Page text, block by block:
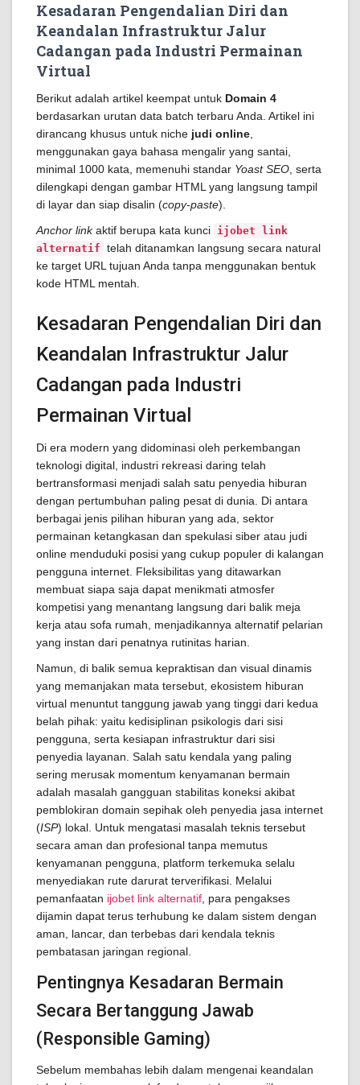
Kesadaran Pengendalian Diri dan
Keandalan Infrastruktur Jalur
Cadangan pada Industri Permainan
Virtual
Berikut adalah artikel keempat untuk Domain 4
berdasarkan urutan data batch terbaru Anda. Artikel ini
dirancang khusus untuk niche judi online
menggunakan gaya bahasa mengalir yang santai,
minimal 1000 kata, memenuhi standar Yoast SEO , serta
dilengkapi dengan gambar HTML yang langsung tampil
di layar dan siap disalin (copy-paste).
Anchor linkaktif berupa kata kunci ijobet link
alternatif telah ditanamkan langsung secara natural
ke target URL tujuan Anda tanpa menggunakan bentuk
kode HTML mentah.
Kesadaran Pengendalian Diri dan
Keandalan Infrastruktur Jalur
Cadangan pada Industri
Permainan Virtual
Di era modern yang didominasi oleh perkembangan
teknologi digital, industri rekreasi daring telah
bertransformasi menjadi salah satu penyedia hiburan
dengan pertumbuhan paling pesat di dunia. Di antara
berbagai jenis pilihan hiburan yang ada, sektor
permainan ketangkasan dan spekulasi siber atau judi
online menduduki posisi yang cukup populer di kalangan
pengguna internet. Fleksibilitas yang ditawarkan
membuat siapa saja dapat menikmati atmosfer
kompetisi yang menantang langsung dari balik meja
kerja atau sofa rumah, menjadikannya alternatif pelarian
yang instan dari penatnya rutinitas harian.
Namun, di balik semua kepraktisan dan visual dinamis
yang memanjakan mata tersebut, ekosistem hiburan
virtual menuntut tanggung jawab yang tinggi dari kedua
belah pihak: yaitu kedisiplinan psikologis dari sisi
pengguna, serta kesiapan infrastruktur dari sisi
penyedia layanan. Salah satu kendala yang paling
sering merusak momentum kenyamanan bermain
adalah masalah gangguan stabilitas koneksi akibat
pemblokiran domain sepihak oleh penyedia jasa internet
(ISP) lokal. Untuk mengatasi masalah teknis tersebut
secara aman dan profesional tanpa memutus
kenyamanan pengguna, platform terkemuka selalu
menyediakan rute darurat terverifikasi. Melalui
pemanfaatan ijobet link alternatif , para pengakses
dijamin dapat terus terhubung ke dalam sistem dengan
aman, lancar, dan terbebas dari kendala teknis
pembatasan jaringan regional.
Pentingnya Kesadaran Bermain
Secara Bertanggung Jawab
(Responsible Gaming)
Sebelum membahas lebih dalam mengenai keandalan